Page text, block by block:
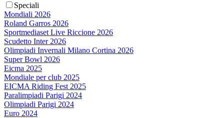
Speciali
Mondiali 2026
Roland Garros 2026
Sportmediaset Live Riccione 2026
Scudetto Inter 2026
Olimpiadi Invernali Milano Cortina 2026
Super Bowl 2026
Eicma 2025
Mondiale per club 2025
EICMA Riding Fest 2025
Paralimpiadi Parigi 2024
Olimpiadi Parigi 2024
Euro 2024